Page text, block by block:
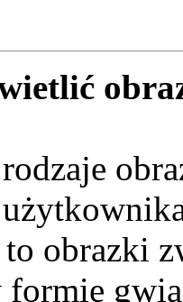
obrazki
formie